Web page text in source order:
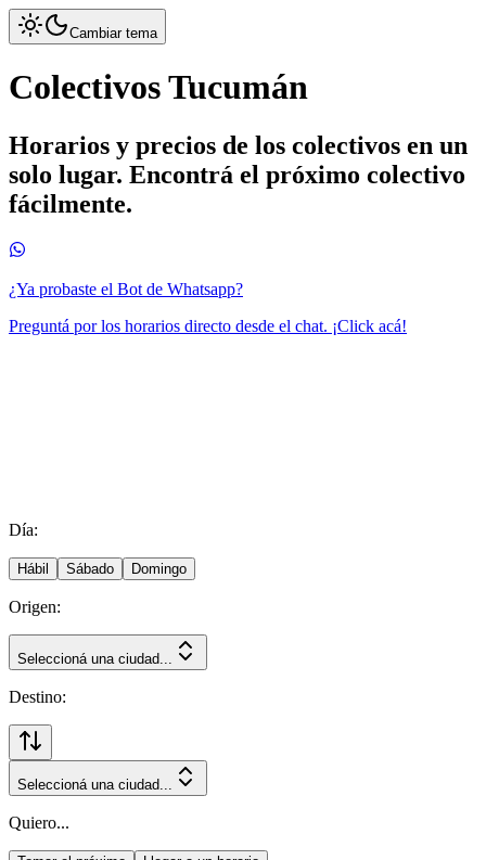
Cambiar tema
Colectivos Tucumán
Horarios y precios de los colectivos en un
solo lugar. Encontrá el próximo colectivo
fácilmente.
¿Ya probaste el Bot de Whatsapp?
Preguntá por los horarios directo desde el chat. ¡Click acá!
Día:
Hábil Sábado Domingo
Origen:
Seleccioná una ciudad...
Destino:
Seleccioná una ciudad...
Quiero...